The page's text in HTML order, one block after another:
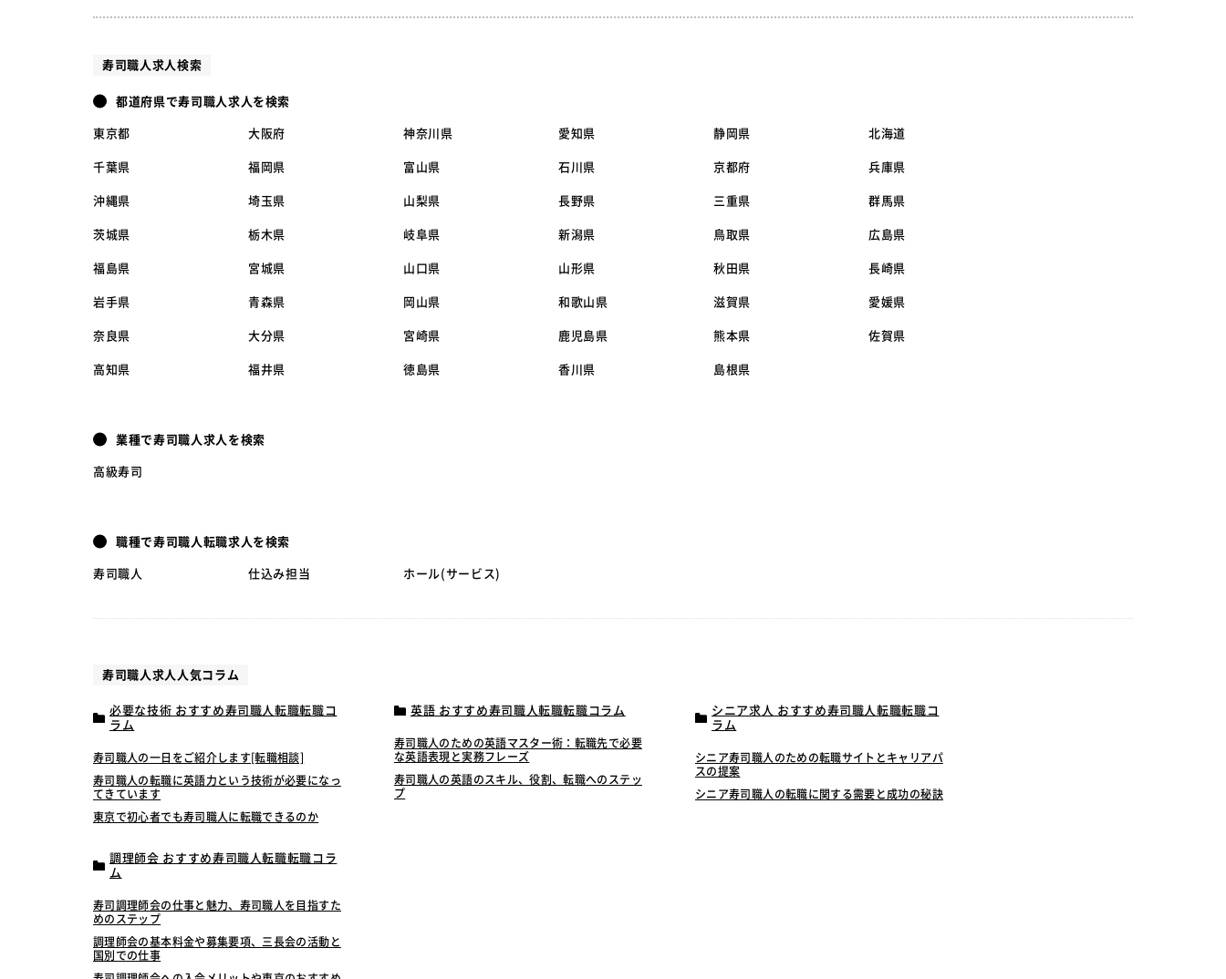
寿司職人求人検索
都道府県で寿司職人求人を検索
東京都 大阪府 神奈川県 愛知県 静岡県 北海道
千葉県 福岡県 富山県 石川県 京都府 兵庫県
沖縄県 埼玉県 山梨県 長野県 三重県 群馬県
茨城県 栃木県 岐阜県 新潟県 鳥取県 広島県
福島県 宮城県 山口県 山形県 秋田県 長崎県
岩手県 青森県 岡山県 和歌山県 滋賀県 愛媛県
奈良県 大分県 宮崎県 鹿児島県 熊本県 佐賀県
高知県 福井県 徳島県 香川県 島根県
業種で寿司職人求人を検索
高級寿司
職種で寿司職人転職求人を検索
寿司職人 仕込み担当 ホール(サービス)
寿司職人求人人気コラム
必要な技術 おすすめ寿司職人転職転職コ
ラム
寿司職人の一日をご紹介します[転職相談]
寿司職人の転職に英語力という技術が必要になっ
てきています
東京で初心者でも寿司職人に転職できるのか
英語 おすすめ寿司職人転職転職コラム
寿司職人のための英語マスター術：転職先で必要
な英語表現と実務フレーズ
寿司職人の英語のスキル、役割、転職へのステッ
プ
シニア求人 おすすめ寿司職人転職転職コ
ラム
シニア寿司職人のための転職サイトとキャリアパ
スの提案
シニア寿司職人の転職に関する需要と成功の秘訣
調理師会 おすすめ寿司職人転職転職コラ
ム
寿司調理師会の仕事と魅力、寿司職人を目指すた
めのステップ
調理師会の基本料金や募集要項、三長会の活動と
国別での仕事